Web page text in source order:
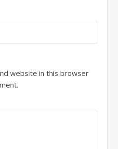
website in this browser